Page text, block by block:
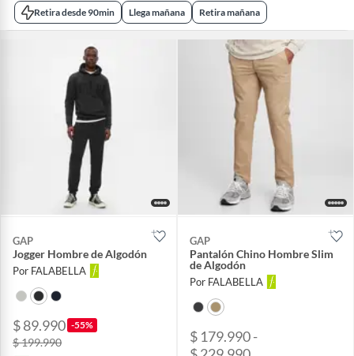
Retira desde 90min Llega mañana Retira mañana
GAP
Jogger Hombre de Algodón
Por FALABELLA
$ 89.990 -55%
$ 199.990
GAP
Pantalón Chino Hombre Slim
de Algodón
Por FALABELLA
$ 179.990 -